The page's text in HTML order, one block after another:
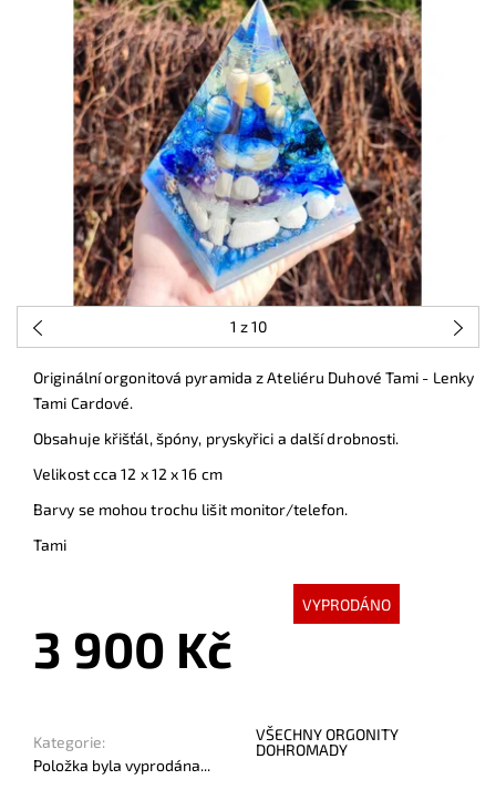
1 z 10
Originální orgonitová pyramida z Ateliéru Duhové Tami - Lenky
Tami Cardové.
Obsahuje křišťál, špóny, pryskyřici a další drobnosti.
Velikost cca 12 x 12 x 16 cm
Barvy se mohou trochu lišit monitor/telefon.
Tami
VYPRODÁNO
3 900 Kč
Kategorie:
VŠECHNY ORGONITY
DOHROMADY
Položka byla vyprodána...